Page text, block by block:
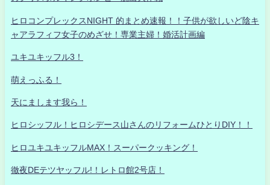
ヒロコンプレックスNIGHT 的まとめ速報！！子供が欲しいど陰キ
ャアラフィフ女子のめざせ！専業主婦！婚活計画編
ユキユキッフル3！
萌えっふる！
天にまします我ら！
ヒロシッフル！ヒロシデース山さんのリフォームひとりDIY！！
ヒロユキユキッフルMAX！スーパークッキング！
徹夜DEテツヤッフル!！レトロ館2号店！